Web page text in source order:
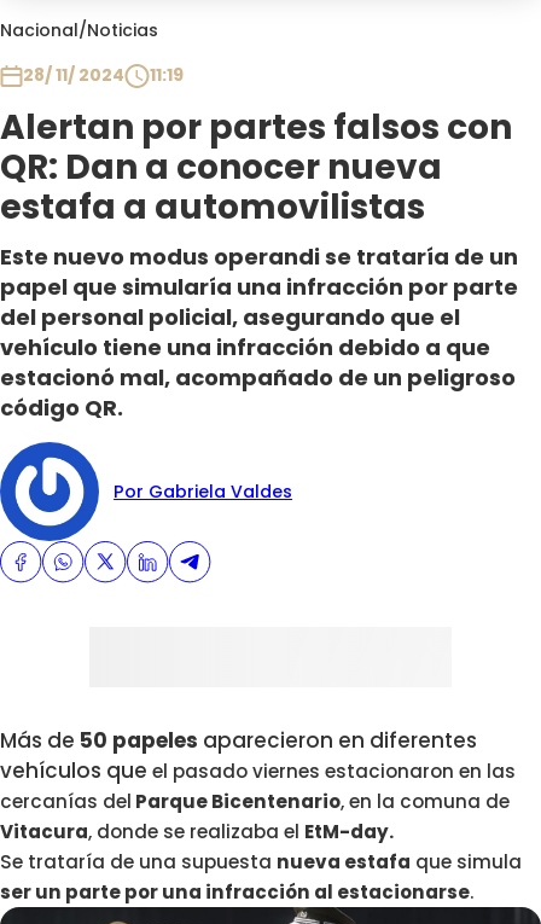
Nacional/Noticias
28/ 11/ 2024
11:19
Alertan por partes falsos con
QR: Dan a conocer nueva
estafa a automovilistas
Este nuevo modus operandi se trataría de un
papel que simularía una infracción por parte
del personal policial, asegurando que el
vehículo tiene una infracción debido a que
estacionó mal, acompañado de un peligroso
código QR.
Por Gabriela Valdes
Más de 50 papeles aparecieron en diferentes
vehículos que el pasado viernes estacionaron en las
cercanías del Parque Bicentenario, en la comuna de
Vitacura, donde se realizaba el EtM-day.
Se trataría de una supuesta nueva estafa que simula
ser un parte por una infracción al estacionarse.
Club De La Comedia
Plan Perfecto
El Tiempo
Sabingo
Todos Los Programas